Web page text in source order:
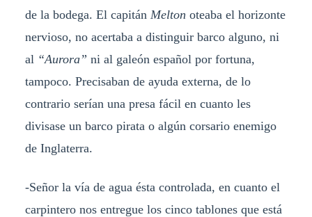
de la bodega. El capitán Melton oteaba el horizonte
nervioso, no acertaba a distinguir barco alguno, ni
al “Aurora” ni al galeón español por fortuna,
tampoco. Precisaban de ayuda externa, de lo
contrario serían una presa fácil en cuanto les
divisase un barco pirata o algún corsario enemigo
de Inglaterra.
-Señor la vía de agua ésta controlada, en cuanto el
carpintero nos entregue los cinco tablones que está